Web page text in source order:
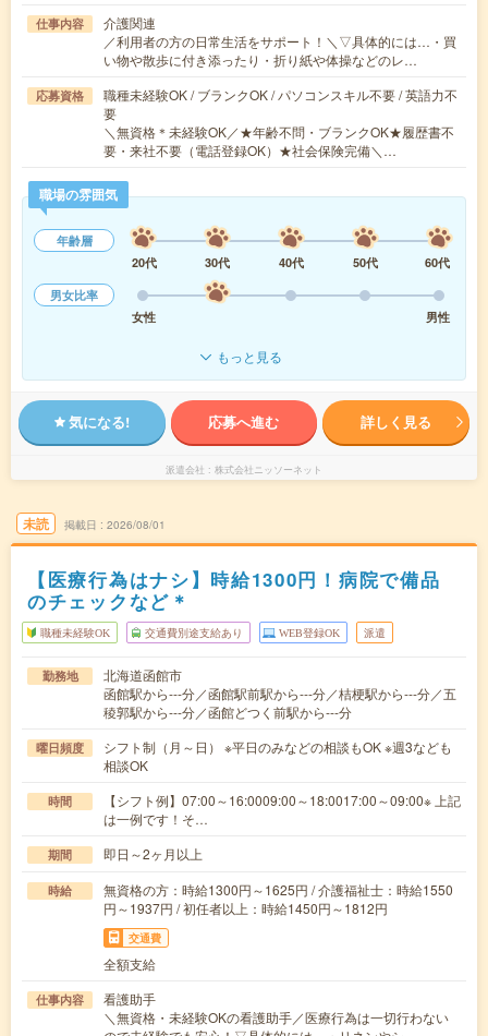
仕事内容
介護関連
／利用者の方の日常生活をサポート！＼▽具体的には…・買
い物や散歩に付き添ったり・折り紙や体操などのレ…
応募資格
職種未経験OK / ブランクOK / パソコンスキル不要 / 英語力不
要
＼無資格＊未経験OK／★年齢不問・ブランクOK★履歴書不
要・来社不要（電話登録OK）★社会保険完備＼…
職場の雰囲気
年齢層
20代
30代 40代 50代
60代
男女比率
女性
男性
もっと見る
気になる! 応募へ進む 詳しく見る
派遣会社 株式会社ニッソーネット
未読 掲載日 2026/08/01
【医療行為はナシ】時給1300円！病院で備品
のチェックなど＊
職種未経験OK 交通費別途支給あり WEB登録OK 派遣
勤務地
北海道函館市
函館駅から---分／函館駅前駅から---分／桔梗駅から---分／五
稜郭駅から---分／函館どつく前駅から---分
曜日頻度
シフト制（月～日） ※平日のみなどの相談もOK ※週3なども
相談OK
時間
【シフト例】07:00～16:0009:00～18:0017:00～09:00※ 上記
は一例です！そ…
期間 即日～2ヶ月以上
時給
無資格の方：時給1300円～1625円 / 介護福祉士：時給1550
円～1937円 / 初任者以上：時給1450円～1812円
交通費
全額支給
仕事内容
看護助手
＼無資格・未経験OKの看護助手／医療行為は一切行わない